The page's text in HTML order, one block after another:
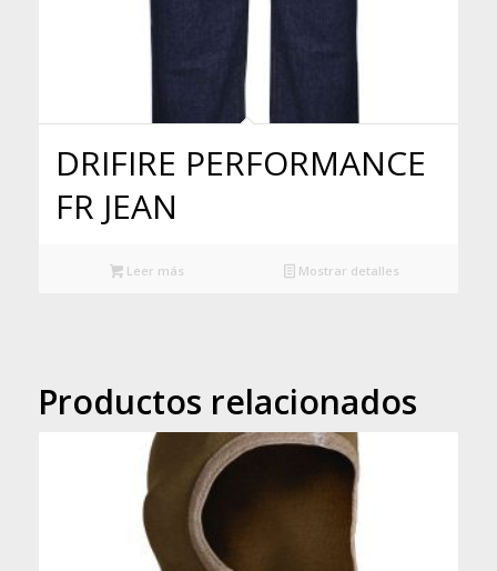
DRIFIRE PERFORMANCE
FR JEAN
Leer más Mostrar detalles
Productos relacionados